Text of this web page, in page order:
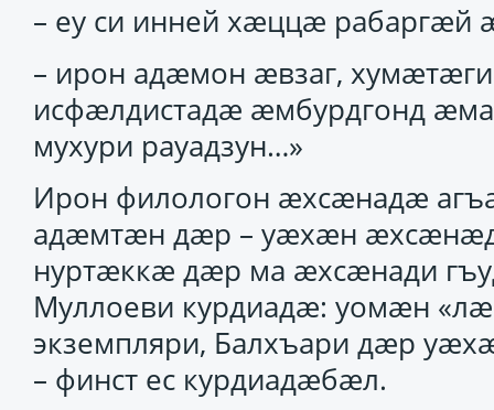
– еу си инней хӕццӕ рабаргӕй
– ирон адӕмон ӕвзаг,
исфӕлдистадӕ ӕмбурдгонд
мухури рауадзун…»
Ирон филологон ӕхсӕнадӕ
адӕмтӕн дӕр – уӕхӕн
нуртӕккӕ дӕр ма ӕхсӕнади
Муллоеви курдиадӕ: уомӕн
экземпляри, Балхъари дӕр
– финст ес курдиадӕбӕл.